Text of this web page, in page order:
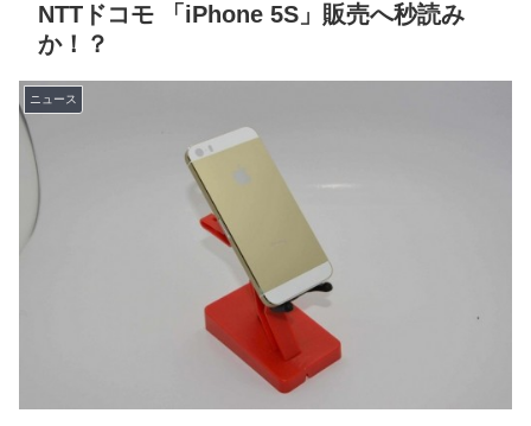
NTTドコモ 「iPhone 5S」販売へ秒読み
か！？
ニュース